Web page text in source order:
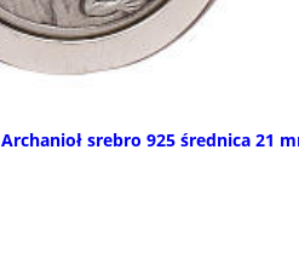
srebro 925 średnica 21